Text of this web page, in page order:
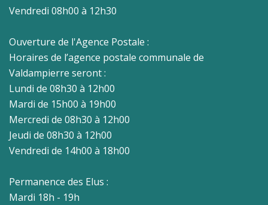
Vendredi 08h00 à 12h30
Ouverture de l'Agence Postale :
Horaires de l’agence postale communale de
Valdampierre seront :
Lundi de 08h30 à 12h00
Mardi de 15h00 à 19h00
Mercredi de 08h30 à 12h00
Jeudi de 08h30 à 12h00
Vendredi de 14h00 à 18h00
Permanence des Elus :
Mardi 18h - 19h